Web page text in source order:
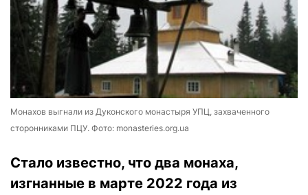
Монахов выгнали из Дуконского монастыря УПЦ, захваченного
сторонниками ПЦУ. Фото: monasteries.org.ua
Стало известно, что два монаха,
изгнанные в марте 2022 года из